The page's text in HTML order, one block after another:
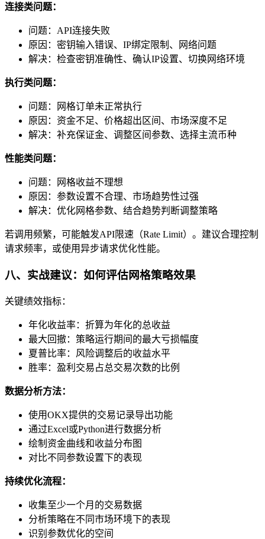
连接类问题：
问题：API连接失败
原因：密钥输入错误、IP绑定限制、网络问题
解决：检查密钥准确性、确认IP设置、切换网络环境
执行类问题：
问题：网格订单未正常执行
原因：资金不足、价格超出区间、市场深度不足
解决：补充保证金、调整区间参数、选择主流币种
性能类问题：
问题：网格收益不理想
原因：参数设置不合理、市场趋势性过强
解决：优化网格参数、结合趋势判断调整策略
若调用频繁，可能触发API限速（Rate Limit）。建议合理控制
请求频率，或使用异步请求优化性能。
八、实战建议：如何评估网格策略效果
关键绩效指标：
年化收益率：折算为年化的总收益
最大回撤：策略运行期间的最大亏损幅度
夏普比率：风险调整后的收益水平
胜率：盈利交易占总交易次数的比例
数据分析方法：
使用OKX提供的交易记录导出功能
通过Excel或Python进行数据分析
绘制资金曲线和收益分布图
对比不同参数设置下的表现
持续优化流程：
收集至少一个月的交易数据
分析策略在不同市场环境下的表现
识别参数优化的空间